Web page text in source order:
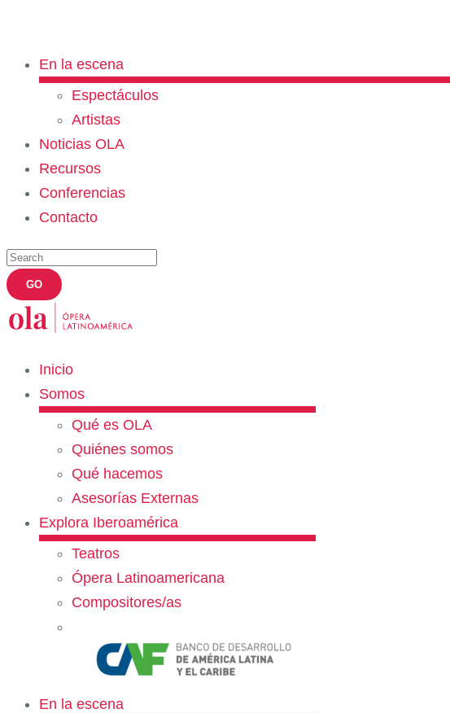
En la escena
Espectáculos
Artistas
Noticias OLA
Recursos
Conferencias
Contacto
Inicio
Somos
Qué es OLA
Quiénes somos
Qué hacemos
Asesorías Externas
Explora Iberoamérica
Teatros
Ópera Latinoamericana
Compositores/as
En la escena